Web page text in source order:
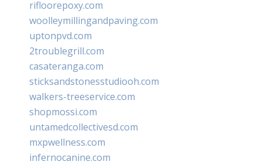
rifloorepoxy.com
woolleymillingandpaving.com
uptonpvd.com
2troublegrill.com
casateranga.com
sticksandstonesstudiooh.com
walkers-treeservice.com
shopmossi.com
untamedcollectivesd.com
mxpwellness.com
infernocanine.com